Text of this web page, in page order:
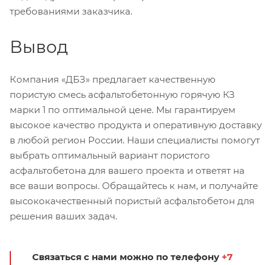
требованиями заказчика.
Вывод
Компания «ДБЗ» предлагает качественную
пористую смесь асфальтобетонную горячую КЗ
марки 1 по оптимальной цене. Мы гарантируем
высокое качество продукта и оперативную доставку
в любой регион России. Наши специалисты помогут
выбрать оптимальный вариант пористого
асфальтобетона для вашего проекта и ответят на
все ваши вопросы. Обращайтесь к нам, и получайте
высококачественный пористый асфальтобетон для
решения ваших задач.
Связаться с нами можно по телефону +7